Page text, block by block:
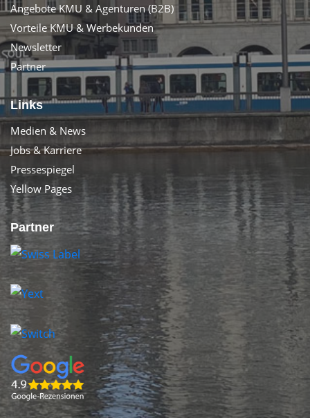
Angebote KMU & Agenturen (B2B)
Vorteile KMU & Werbekunden
Newsletter
Partner
Links
Medien & News
Jobs & Karriere
Pressespiegel
Yellow Pages
Partner